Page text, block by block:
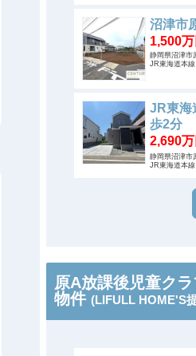
沼津市
1,500万
静岡県沼津市
JR東海道本
JR東海
歩2分
2,690万
静岡県沼津市
JR東海道本
原A放課後児童ク
物件 (LIFULL HOME'S